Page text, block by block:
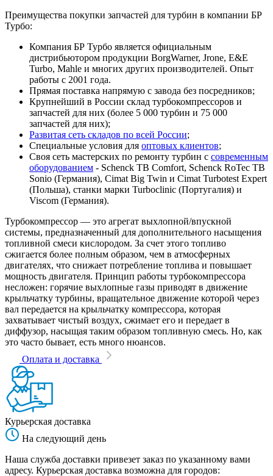
Преимущества покупки запчастей для турбин в компании БР
Турбо:
Компания БР Турбо является официальным
дистрибьютором продукции BorgWarner, Jrone, E&E
Turbo, Mahle и многих других производителей. Опыт
работы с 2001 года.
Прямая поставка напрямую с завода без посредников;
Крупнейший в России склад турбокомпрессоров и
запчастей для них (более 5 000 турбин и 75 000
запчастей для них);
Развитая сеть складов по всей России;
Специальные условия для оптовых клиентов;
Своя сеть мастерских по ремонту турбин с современным
оборудованием - Schenck TB Comfort, Schenck RoTec TB
Sonio (Германия), Cimat Big Twin и Cimat Turbotest Expert
(Польша), станки марки Turboclinic (Португалия) и
Viscom (Германия).
Турбокомпрессор — это агрегат выхлопной/впускной
системы, предназначенный для дополнительного насыщения
топливной смеси кислородом. За счет этого топливо
сжигается более полным образом, чем в атмосферных
двигателях, что снижает потребление топлива и повышает
мощность двигателя. Принцип работы турбокомпрессора
несложен: горячие выхлопные газы приводят в движение
крыльчатку турбины, вращательное движение которой через
вал передается на крыльчатку компрессора, которая
захватывает чистый воздух, сжимает его и передает в
диффузор, насыщая таким образом топливную смесь. Но, как
это часто бывает, есть много нюансов.
Оплата и доставка
Курьерская доставка
На следующий день
Наша служба доставки привезет заказ по указанному вами
адресу. Курьерская доставка возможна для городов: